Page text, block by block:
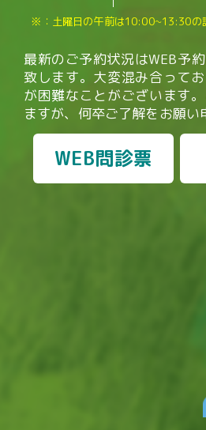
※：土曜日の午前は10:00~13:30の
最新のご予約状況はWEB予
致します。 大変混み合って
が困難なことがございます。
ますが、何卒ご了解をお願い
WEB問診票